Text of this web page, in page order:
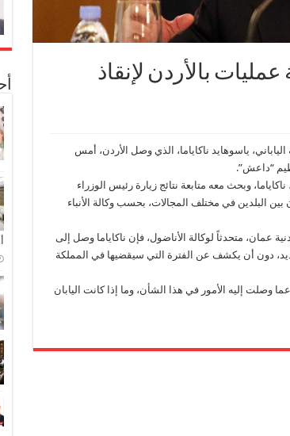
بالأردن لإنقاذ
ياسوهايد ناكاياما، الذي وصل الأردن، أمس
“داعش”.
وبحث معه متابعة نتائج زيارة رئيس الوزراء
بين البلدين في مختلف المجالات، بحسب وكالة الأنباء
عمان، متحدثاً لوكالة الأناضول، فإن ناكاياما وصل إلى
دون أن يكشف عن الفترة التي سيقضيها في المملكة
إليه الأمور في هذا الشأن، وما إذا كانت اليابان